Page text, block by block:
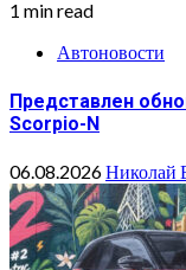
1 min read
Автоновости
Представлен
Scorpio-N
06.08.2026Николай